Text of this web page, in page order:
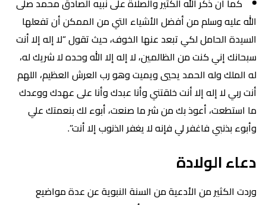
كما أن ذكر الله الكثير والصلاة على نبيه الصادق محمد صلى
الله عليه وسلم من أفضل الأشياء التي من الممكن أن تفعلها
السيدة الحامل لكي تبعد عنها الخوف، حيث تقول “لا إله إلا أنت
سبحانك إني كنت من الظالمين، لا إله إلا الله وحده لا شريك له،
له الملك وله الحمد يحيي ويميت وهو رب العرش العظيم، اللهم
أنت ربي لا إله إلا أنت خلقتني وأنا عبدك وأنا على عهدك ووعدك
ما استطعت، أعوذ بك من شر ما صنعت، أبوء لك بنعمتك علي
وأبوء بذنبي فاغفر لي فإنه لا يغفر الذنوب إلا أنت”.
دعاء الولادة
وردت الكثير من الأدعية من السنة النبوية عن عدة مواضيع